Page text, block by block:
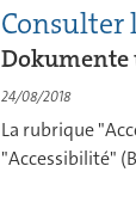
Consulter
Dokumente
24/08/2018
La rubrique
"Accessibilité"